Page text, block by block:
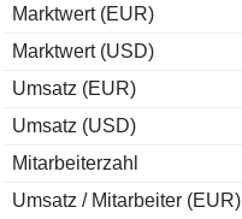
Marktwert (EUR)
Marktwert (USD)
Umsatz (EUR)
Umsatz (USD)
Mitarbeiterzahl
Umsatz / Mitarbeiter (EUR)